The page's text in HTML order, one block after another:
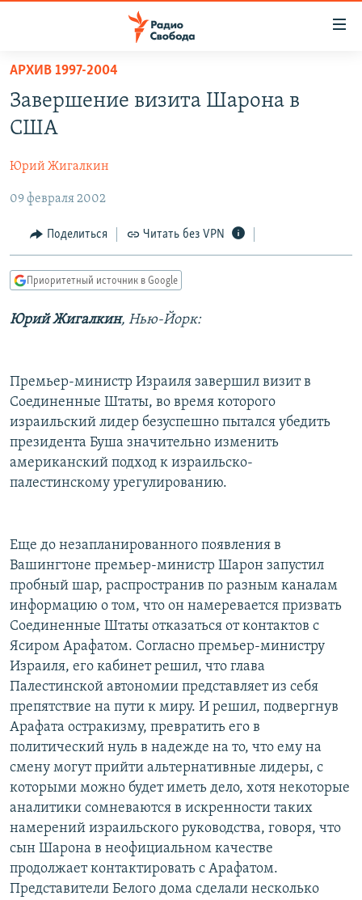
упрощенного
доступа
Вернуться
основному
Вернутся
главной
навигации
Вернутся
поиску
ПОДКАСТЫ
ЦИТАТЫ СВОБОДЫ
МНЕНИЯ
КУЛЬТУРА
IDEL.РЕАЛИИ
КАВКАЗ.РЕАЛИИ
СЕВЕР.РЕАЛИИ
РАСПИСАНИЕ ВЕЩАНИЯ
ПОДПИШИТЕСЬ НА РАССЫЛКУ
СОЦИАЛЬНЫЕ СЕТИ
Все сайты РСЕ/РС
АРХИВ 1997-2004
Завершение визита Шарона в
США
Юрий Жигалкин
09 февраля 2002
Поделиться Читать без VPN
Приоритетный источник в Google
Юрий Жигалкин, Нью-Йорк:
Премьер-министр Израиля завершил визит в
Соединенные Штаты, во время которого
израильский лидер безуспешно пытался убедить
президента Буша значительно изменить
американский подход к израильско-
палестинскому урегулированию.
Еще до незапланированного появления в
Вашингтоне премьер-министр Шарон запустил
пробный шар, распространив по разным каналам
информацию о том, что он намеревается призвать
Соединенные Штаты отказаться от контактов с
Ясиром Арафатом. Согласно премьер-министру
Израиля, его кабинет решил, что глава
Палестинской автономии представляет из себя
препятствие на пути к миру. И решил, подвергнув
Арафата остракизму, превратить его в
политический нуль в надежде на то, что ему на
смену могут прийти альтернативные лидеры, с
которыми можно будет иметь дело, хотя некоторые
аналитики сомневаются в искренности таких
намерений израильского руководства, говоря, что
сын Шарона в неофициальном качестве
продолжает контактировать с Арафатом.
Представители Белого дома сделали несколько